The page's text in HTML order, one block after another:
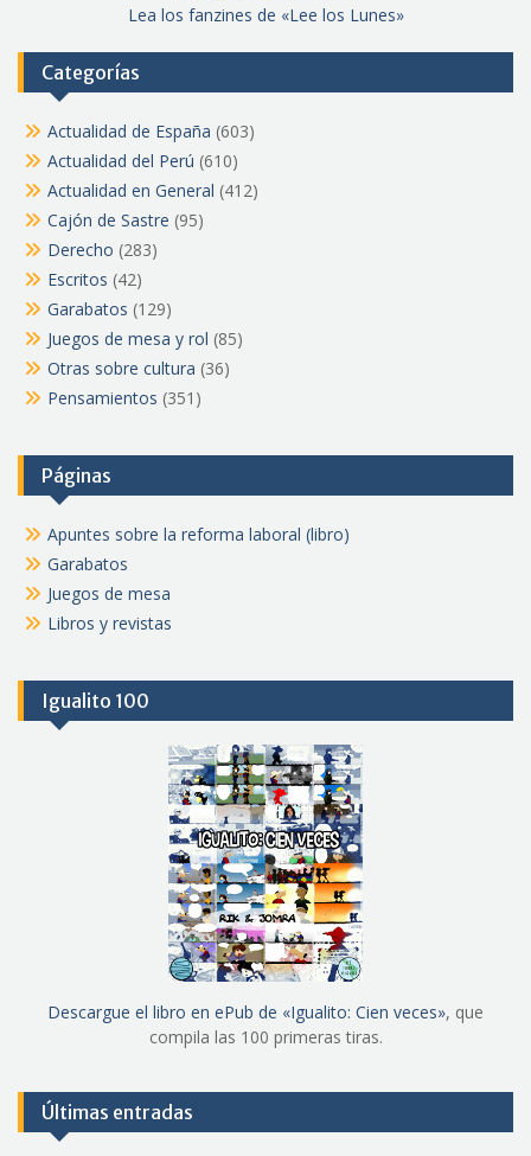
Lea los fanzines de «Lee los Lunes»
Categorías
Actualidad de España (603)
Actualidad del Perú (610)
Actualidad en General (412)
Cajón de Sastre (95)
Derecho (283)
Escritos (42)
Garabatos (129)
Juegos de mesa y rol (85)
Otras sobre cultura (36)
Pensamientos (351)
Páginas
Apuntes sobre la reforma laboral (libro)
Garabatos
Juegos de mesa
Libros y revistas
Igualito 100
Descargue el libro en ePub de «Igualito: Cien veces», que
compila las 100 primeras tiras.
Últimas entradas